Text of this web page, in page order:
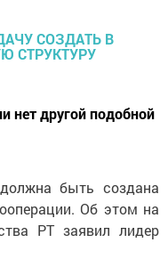
нет другой подобной
быть создана
Об этом на
РТ заявил лидер